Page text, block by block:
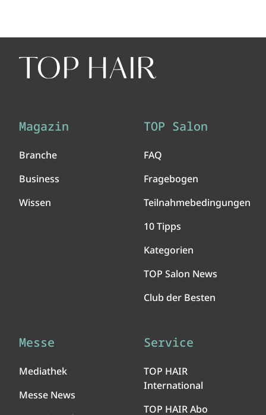
Magazin
Branche
Business
Wissen
TOP Salon
FAQ
Fragebogen
Teilnahmebedingungen
10 Tipps
Kategorien
TOP Salon News
Club der Besten
Messe
Mediathek
Messe News
Service
TOP HAIR
International
TOP HAIR Abo